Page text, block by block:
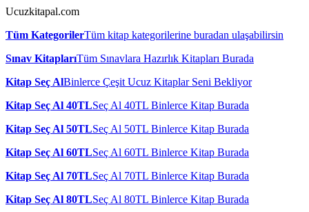
Ucuzkitapal.com
Tüm KategorilerTüm kitap kategorilerine buradan ulaşabilirsin
Sınav KitaplarıTüm Sınavlara Hazırlık Kitapları Burada
Kitap Seç AlBinlerce Çeşit Ucuz Kitaplar Seni Bekliyor
Kitap Seç Al 40TLSeç Al 40TL Binlerce Kitap Burada
Kitap Seç Al 50TLSeç Al 50TL Binlerce Kitap Burada
Kitap Seç Al 60TLSeç Al 60TL Binlerce Kitap Burada
Kitap Seç Al 70TLSeç Al 70TL Binlerce Kitap Burada
Kitap Seç Al 80TLSeç Al 80TL Binlerce Kitap Burada